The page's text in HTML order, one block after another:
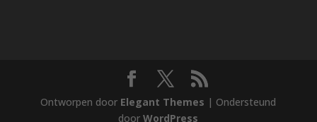
Ontworpen door Elegant Themes | Ondersteund
doorWordPress